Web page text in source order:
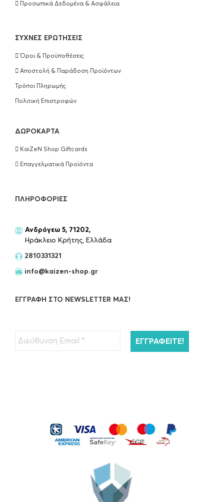
ΠΡΟΣΘΉΚΗ ΣΤΟ ΚΑΛΆΘΙ
Wella Professionals Ultimate Repair
Conditioner 200ml
Wella Professionals Ultimate Repair Mask
Kérastase Extentioniste Serum Μαλλιών
ΠΡΟΣΘΉΚΗ ΣΤΟ ΚΑΛΆΘΙ
ΠΡΟΣΘΉΚΗ ΣΤΟ ΚΑΛΆΘΙ
Μαλλιών 30ml
€40.00
ΠΡΟΣΘΉΚΗ ΣΤΟ ΚΑΛΆΘΙ
Προσωπικά Δεδομένα & Ασφάλεια
ΣΥΧΝΈΣ ΕΡΩΤΉΣΕΙΣ
Όροι & Προϋποθέσεις
Αποστολή & Παράδοση Προϊόντων
Τρόποι Πληρωμής
Πολιτική Επιστροφών
ΔΩΡΟΚΆΡΤΑ
KaiZeN Shop Giftcards
Επαγγελματικά Προϊόντα
ΠΛΗΡΟΦΟΡΊΕΣ
Ανδρόγεω 5, 71202,
Ηράκλειο Κρήτης, Ελλάδα
2810331321
info@kaizen-shop.gr
ΕΓΓΡΑΦΉ ΣΤΟ NEWSLETTER ΜΑΣ!